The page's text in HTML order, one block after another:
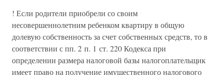
! Если родители приобрели со своим
несовершеннолетним ребенком квартиру в общую
долевую собственность за счет собственных средств, то в
соответствии с пп. 2 п. 1 ст. 220 Кодекса при
определении размера налоговой базы налогоплательщик
имеет право на получение имущественного налогового